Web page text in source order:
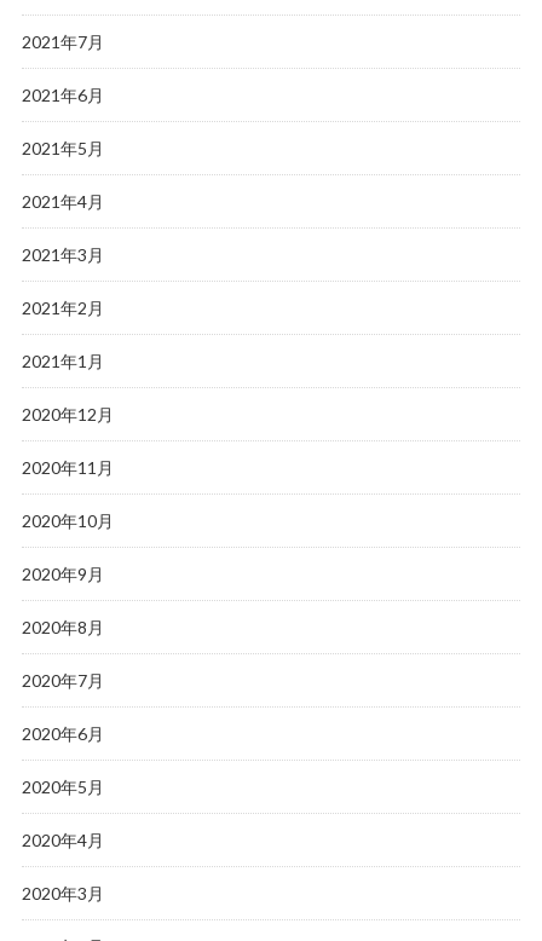
2021年7月
2021年6月
2021年5月
2021年4月
2021年3月
2021年2月
2021年1月
2020年12月
2020年11月
2020年10月
2020年9月
2020年8月
2020年7月
2020年6月
2020年5月
2020年4月
2020年3月